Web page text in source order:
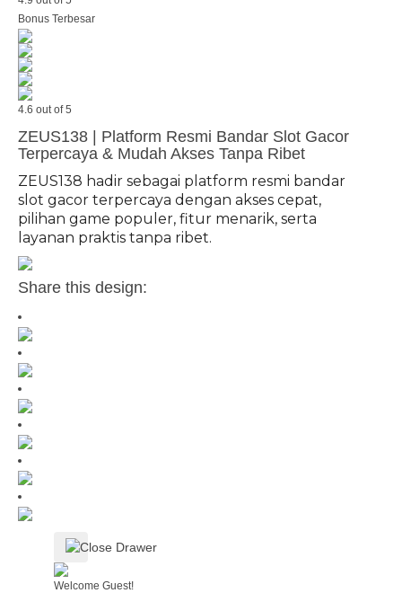
Bonus Terbesar
4.6 out of 5
ZEUS138 | Platform Resmi Bandar Slot Gacor
Terpercaya & Mudah Akses Tanpa Ribet
ZEUS138 hadir sebagai platform resmi bandar
slot gacor terpercaya dengan akses cepat,
pilihan game populer, fitur menarik, serta
layanan praktis tanpa ribet.
Share this design:
Welcome Guest!